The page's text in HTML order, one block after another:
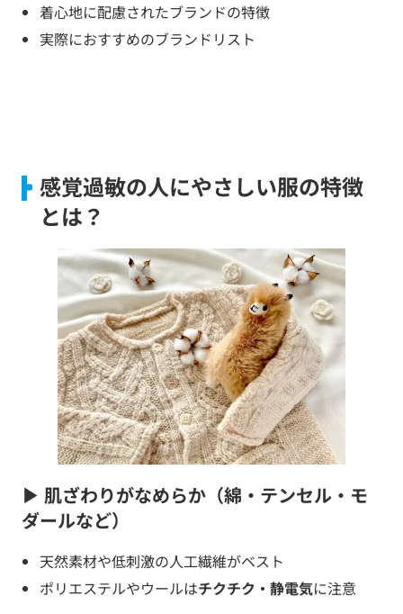
着心地に配慮されたブランドの特徴
実際におすすめのブランドリスト
感覚過敏の人にやさしい服の特徴
とは？
▶ 肌ざわりがなめらか（綿・テンセル・モ
ダールなど）
天然素材や低刺激の人工繊維がベスト
ポリエステルやウールはチクチク・静電気に注意